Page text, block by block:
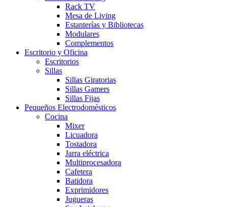
Rack TV
Mesa de Living
Estanterías y Bibliotecas
Modulares
Complementos
Escritorio y Oficina
Escritorios
Sillas
Sillas Giratorias
Sillas Gamers
Sillas Fijas
Pequeños Electrodomésticos
Cocina
Mixer
Licuadora
Tostadora
Jarra eléctrica
Multiprocesadora
Cafetera
Batidora
Exprimidores
Jugueras